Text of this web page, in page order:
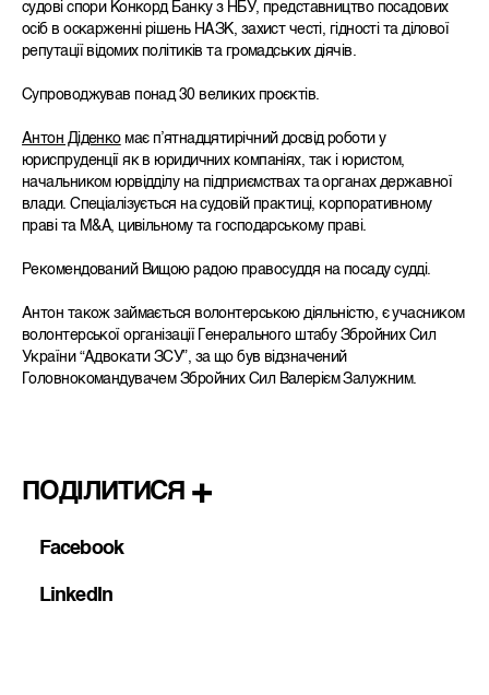
судові спори Конкорд Банку з НБУ, представництво посадових
осіб в оскарженні рішень НАЗК, захист честі, гідності та ділової
репутації відомих політиків та громадських діячів.
Супроводжував понад 30 великих проєктів.
Антон Діденкомає пʼятнадцятирічний досвід роботи у
юриспруденції як в юридичних компаніях, так і юристом,
начальником юрвідділу на підприємствах та органах державної
влади. Спеціалізується на судовій практиці, корпоративному
праві та M&A, цивільному та господарському праві.
Рекомендований Вищою радою правосуддя на посаду судді.
Антон також займається волонтерською діяльністю, є учасником
волонтерської організації Генерального штабу Збройних Сил
України “Адвокати ЗСУ”, за що був відзначений
Головнокомандувачем Збройних Сил Валерієм Залужним.
ПОДІЛИТИСЯ
Facebook
LinkedIn